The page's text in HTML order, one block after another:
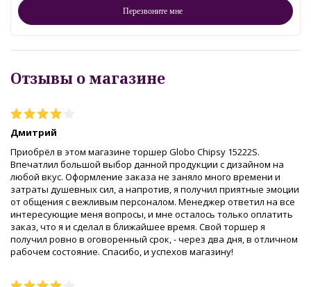
Отзывы о магазине
Дмитрий
Приобрёл в этом магазине торшер Globo Chipsy 15222S.
Впечатлил большой выбор данной продукции с дизайном на
любой вкус. Оформление заказа не заняло много времени и
затраты душевных сил, а напротив, я получил приятные эмоции
от общения с вежливым персоналом. Менеджер ответил на все
интересующие меня вопросы, и мне осталось только оплатить
заказ, что я и сделал в ближайшее время. Свой торшер я
получил ровно в оговоренный срок, - через два дня, в отличном
рабочем состояние. Спасибо, и успехов магазину!